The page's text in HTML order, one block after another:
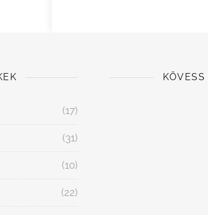
(17)
(31)
(10)
(22)